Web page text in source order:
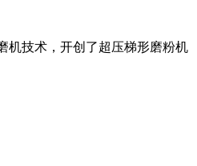
机技术，开创了超压梯形磨粉机